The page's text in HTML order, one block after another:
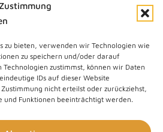
zu bieten, verwenden wir Technologien wie
zu speichern und/oder darauf
Technologien zustimmst, können wir Daten
IDs auf dieser Website
nicht erteilst oder zurückziehst,
und Funktionen beeinträchtigt werden.
Richtlinie (EU)